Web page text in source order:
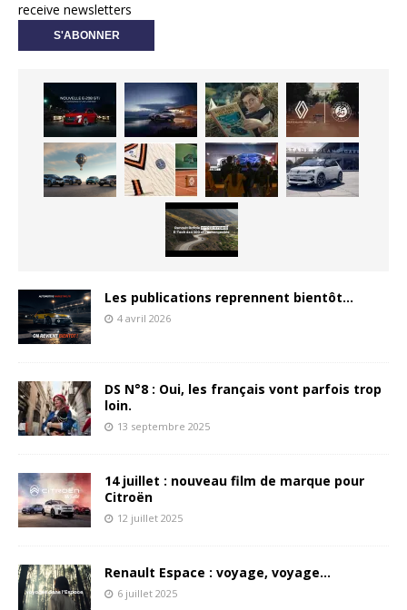
receive newsletters
Les publications reprennent bientôt…
4 avril 2026
DS N°8 : Oui, les français vont parfois trop
loin.
13 septembre 2025
14 juillet : nouveau film de marque pour
Citroën
12 juillet 2025
Renault Espace : voyage, voyage…
6 juillet 2025